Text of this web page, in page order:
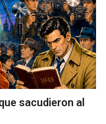
sacudieron al